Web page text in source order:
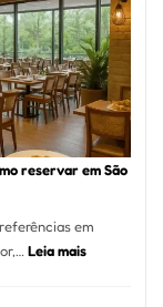
Restaurantes
em
São
Paulo:
Um
Guia
Definitivo
Alta
Gastronomia
reservar em São
em
Leia mais: